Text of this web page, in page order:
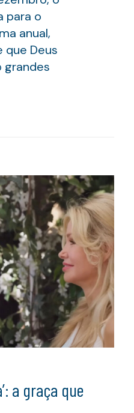
para o
anual,
que Deus
grandes
a graça que